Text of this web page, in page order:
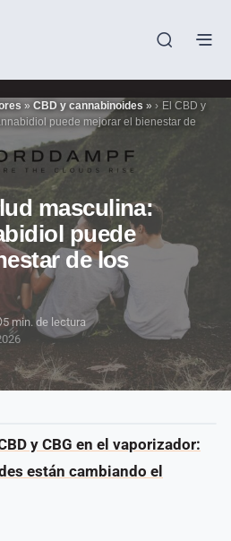
» CBD y cannabinoides »
El CBD y
puede mejorar el bienestar de
masculina:
puede
de los
5 min. de lectura
y CBG en el vaporizador:
están cambiando el